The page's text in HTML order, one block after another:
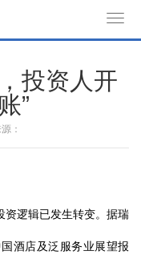
o
g
a
投资人开
”
源：
资逻辑已发生转变。据瑞
酒店及泛服务业展望报